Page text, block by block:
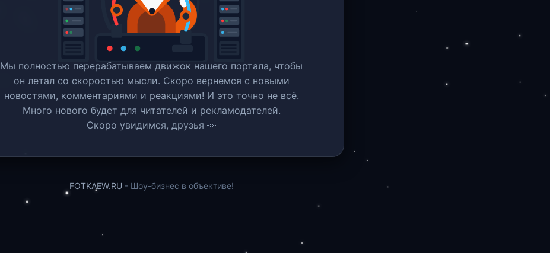
Мы полностью перерабатываем движок нашего портала, чтобы
он летал со скоростью мысли. Скоро вернемся c новыми
новостями, комментариями и реакциями! И это точно не всё.
Много нового будет для читателей и рекламодателей.
Скоро увидимся, друзья 👀
FOTKAEW.RU - Шоу-бизнес в объективе!